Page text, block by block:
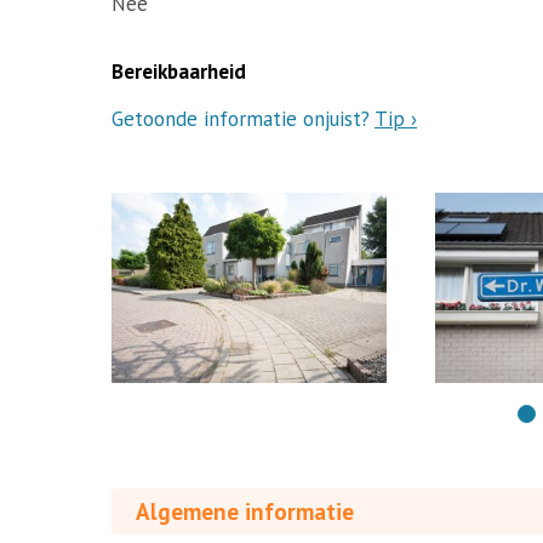
Bereikbaarheid
Getoonde informatie onjuist? Tip ›
Algemene informatie